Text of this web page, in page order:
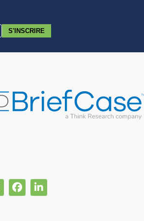
S'INSCRIRE